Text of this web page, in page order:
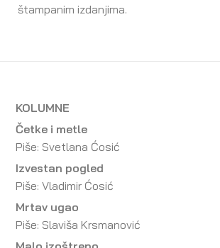
štampanim izdanjima.
KOLUMNE
Četke i metle
Piše: Svetlana Ćosić
Izvestan pogled
Piše: Vladimir Ćosić
Mrtav ugao
Piše: Slaviša Krsmanović